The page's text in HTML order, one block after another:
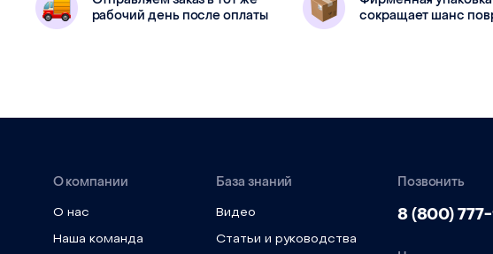
Тип ER32
рабочий день после оплаты
сокращает шанс
О компании
О нас
Наша команда
База знаний
Видео
Статьи и руководства
Позвонить
8 (800)